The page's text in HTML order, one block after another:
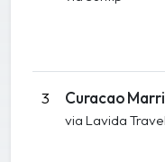
3 Curacao
via Lavida Travel